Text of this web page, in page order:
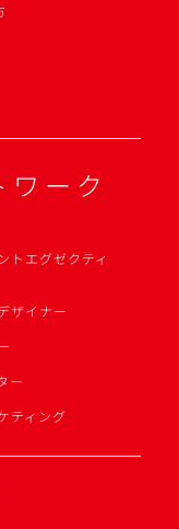
ーク
トエグゼクティ
ザイナー
ー
ティング